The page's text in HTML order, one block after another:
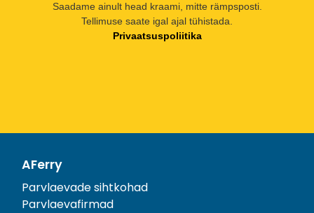
Saadame ainult head kraami, mitte rämpsposti.
Tellimuse saate igal ajal tühistada.
Privaatsuspoliitika
AFerry
Parvlaevade sihtkohad
Parvlaevafirmad